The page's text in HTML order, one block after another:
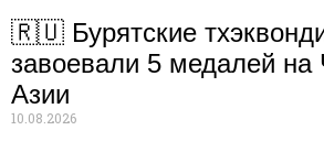
🇷🇺 Бурятские
завоевали 5 медалей на
Азии
10.08.2026